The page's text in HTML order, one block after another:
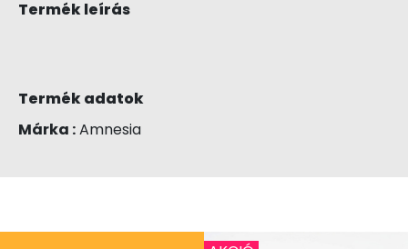
Termék leírás
Termék adatok
Márka :Amnesia